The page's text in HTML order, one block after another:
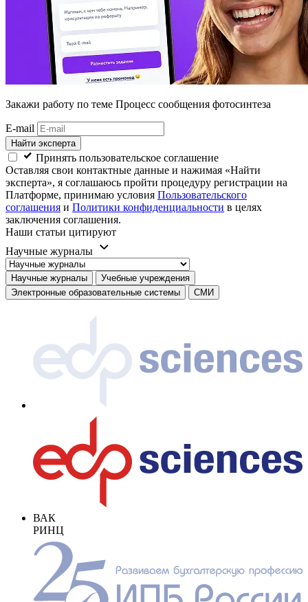
Закажи работу по теме Процесс сообщения фотосинтеза
E-mail
Найти эксперта
Принять пользовательское соглашение
Оставляя свои контактные данные и нажимая «Найти
эксперта», я соглашаюсь пройти процедуру регистрации на
Платформе, принимаю условия Пользовательского
соглашения и Политики конфиденциальности в целях
заключения соглашения.
Наши статьи цитируют
Научные журналы
Научные журналы
Учебные учреждения
Электронные образовательные системы
СМИ
ВАК
РИНЦ